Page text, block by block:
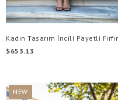
$653.13
NEW